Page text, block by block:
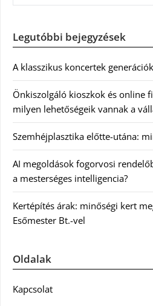
Legutóbbi bejegyzések
A klasszikus koncertek
Önkiszolgáló kioszkok és online
milyen lehetőségeik vannak a
Szemhéjplasztika előtte-utána:
AI megoldások fogorvosi
a mesterséges intelligencia?
Kertépítés árak: minőségi kert
Esőmester Bt.-vel
Oldalak
Kapcsolat